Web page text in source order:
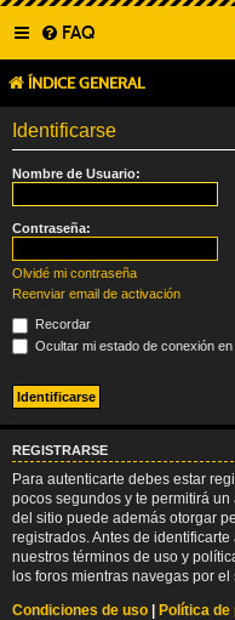
FAQ
ÍNDICE GENERAL
Identificarse
Nombre de Usuario:
Contraseña:
Olvidé mi contraseña
Reenviar email de activación
Recordar
Ocultar mi estado de conexión
REGISTRARSE
Para autenticarte debes estar
pocos segundos y te permitirá
del sitio puede además otorgar
registrados. Antes de
nuestros términos de uso y
los foros mientras navegas por el
Condiciones de uso | Política de